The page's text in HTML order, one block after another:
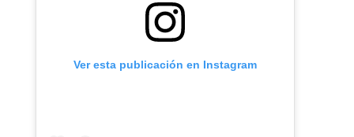
Ver esta publicación en Instagram